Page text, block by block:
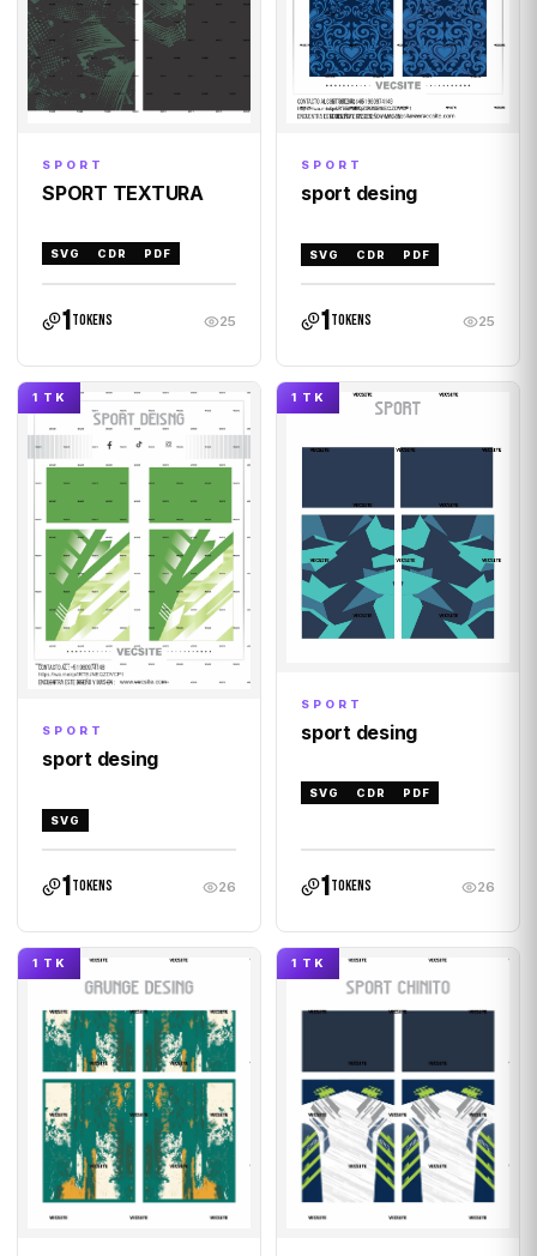
SPORT
SPORT TEXTURA
SVG CDR PDF
1tokens 25
SPORT
sport desing
SVG CDR PDF
1tokens 25
1 TK
SPORT
sport desing
SVG
1tokens 26
1 TK
SPORT
sport desing
SVG CDR PDF
1tokens 26
1 TK 1 TK